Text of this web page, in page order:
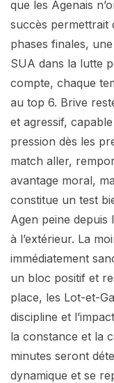
que les Agenais
succès permettrait
phases finales,
SUA dans la lutte
compte, chaque
au top 6. Brive
et agressif,
pression dès les
match aller,
avantage moral,
constitue un test
Agen peine depuis
à l’extérieur. La
immédiatement
un bloc positif et
place, les Lot-et-
discipline et
la constance et la
minutes seront
dynamique et se